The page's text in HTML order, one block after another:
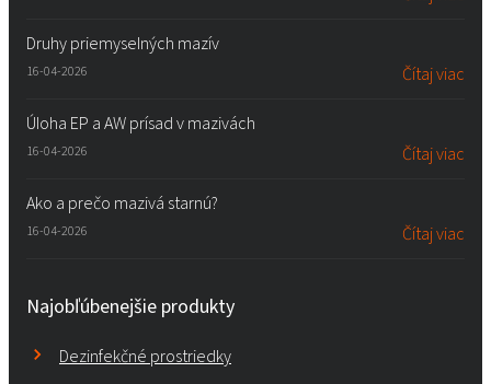
Druhy priemyselných mazív
16-04-2026 Čítaj viac
Úloha EP a AW prísad v mazivách
16-04-2026 Čítaj viac
Ako a prečo mazivá starnú?
16-04-2026 Čítaj viac
Najobľúbenejšie produkty
Dezinfekčné prostriedky